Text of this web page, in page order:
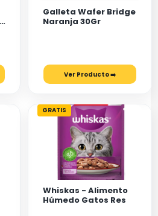
Galleta Wafer Bridge
Naranja 30Gr
Ver Producto ➡️
GRATIS
Whiskas - Alimento
Húmedo Gatos Res